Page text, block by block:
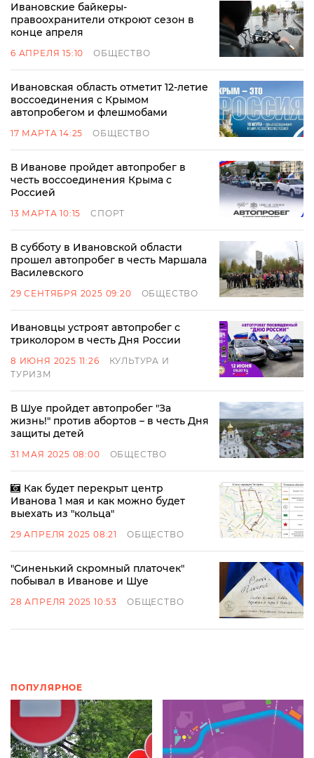
Ивановские байкеры-
правоохранители откроют сезон в
конце апреля
6 АПРЕЛЯ 15:10 ОБЩЕСТВО
Ивановская область отметит 12-летие
воссоединения с Крымом
автопробегом и флешмобами
17 МАРТА 14:25 ОБЩЕСТВО
В Иванове пройдет автопробег в
честь воссоединения Крыма с
Россией
13 МАРТА 10:15 СПОРТ
В субботу в Ивановской области
прошел автопробег в честь Маршала
Василевского
29 СЕНТЯБРЯ 2025 09:20 ОБЩЕСТВО
Ивановцы устроят автопробег с
триколором в честь Дня России
8 ИЮНЯ 2025 11:26
КУЛЬТУРА И
ТУРИЗМ
В Шуе пройдет автопробег "За
жизнь!" против абортов – в честь Дня
защиты детей
31 МАЯ 2025 08:00 ОБЩЕСТВО
Как будет перекрыт центр
Иванова 1 мая и как можно будет
выехать из "кольца"
29 АПРЕЛЯ 2025 08:21 ОБЩЕСТВО
"Синенький скромный платочек"
побывал в Иванове и Шуе
28 АПРЕЛЯ 2025 10:53 ОБЩЕСТВО
ПОПУЛЯРНОЕ